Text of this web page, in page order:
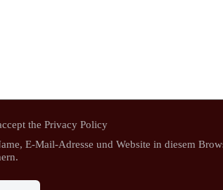
the Privacy Policy
E-Mail-Adresse und Website in diesem